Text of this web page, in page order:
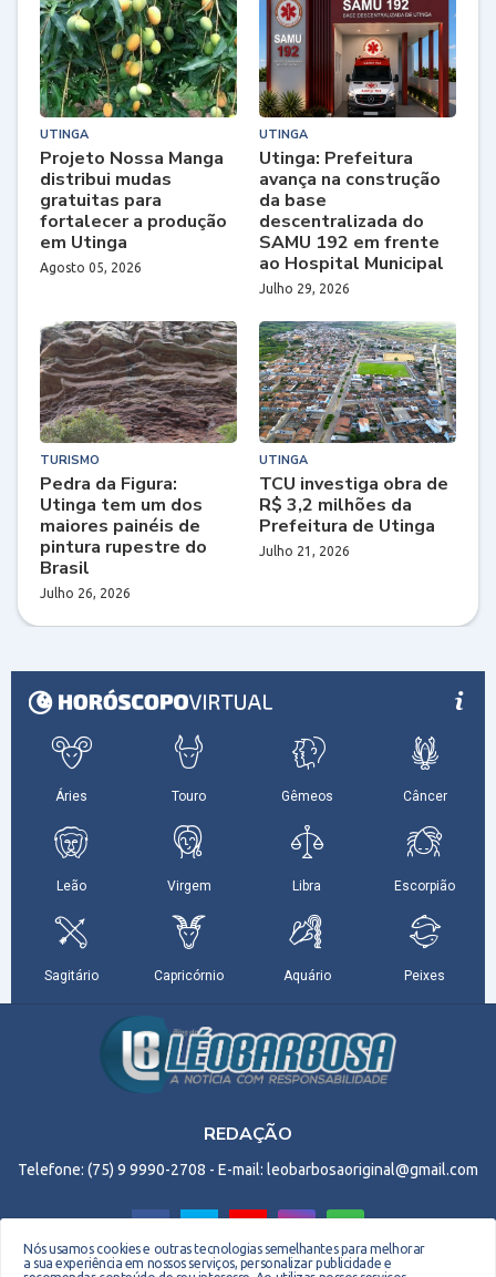
UTINGA
Projeto Nossa Manga
distribui mudas
gratuitas para
fortalecer a produção
em Utinga
Agosto 05, 2026
UTINGA
Utinga: Prefeitura
avança na construção
da base
descentralizada do
SAMU 192 em frente
ao Hospital Municipal
Julho 29, 2026
TURISMO
Pedra da Figura:
Utinga tem um dos
maiores painéis de
pintura rupestre do
Brasil
Julho 26, 2026
UTINGA
TCU investiga obra de
R$ 3,2 milhões da
Prefeitura de Utinga
Julho 21, 2026
REDAÇÃO
Telefone: (75) 9 9990-2708 - E-mail: leobarbosaoriginal@gmail.com
Nós usamos cookies e outras tecnologias semelhantes para melhorar
a sua experiência em nossos serviços, personalizar publicidade e